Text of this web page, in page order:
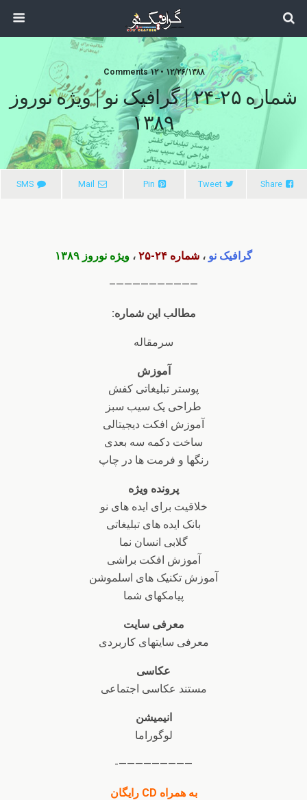
۱۲/۲۶/۱۳۸۸ • ۱۲ Comments
شماره ۲۵-۲۴ | گرافیک نو | ویژه نوروز
۱۳۸۹
Share
Tweet
Pin
Mail
SMS
گرافیک نو ، شماره ۲۴-۲۵ ، ویژه نوروز ۱۳۸۹
——————————–
مطالب این شماره:
سرمقاله
آموزش
پوستر تبلیغاتی کفش
طراحی یک سیب سبز
آموزش افکت دیجیتالی
ساخت دکمه سه بعدی
رنگها و فرمت ها در چاپ
پرونده ویژه
خلاقیت برای ایده های نو
بانک ایده های تبلیغاتی
گلابی انسان نما
آموزش افکت براشی
آموزش تکنیک های اسلموشن
پیامک​های شما
معرفی سایت
معرفی سایت​های کاربردی
عکاسی
مستند عکاسی اجتماعی
انیمیشن
لوگوراما
—————————-
به همراه CD رایگان